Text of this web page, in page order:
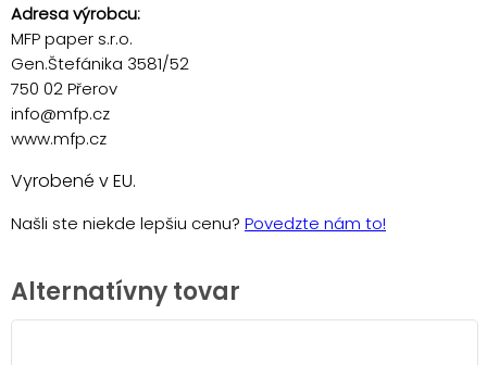
Adresa výrobcu:
MFP paper s.r.o.
Gen.Štefánika 3581/52
750 02 Přerov
info@mfp.cz
www.mfp.cz
Vyrobené v EU.
Našli ste niekde lepšiu cenu? Povedzte nám to!
Alternatívny tovar